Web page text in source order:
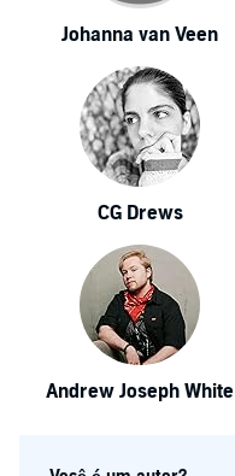
Johanna van Veen
CG Drews
Andrew Joseph White